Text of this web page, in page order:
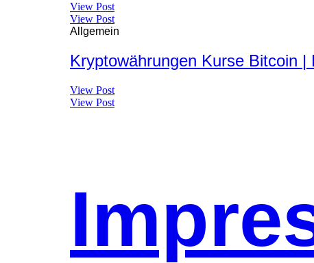
View Post
View Post
Allgemein
Kryptowährungen Kurse Bitcoin
View Post
View Post